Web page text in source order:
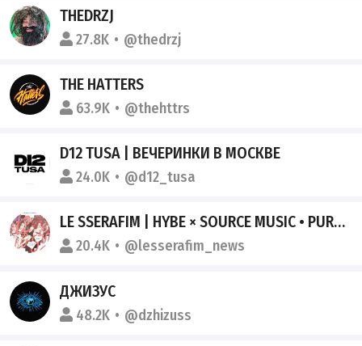
THEDRZJ
27.8K @thedrzj
THE HATTERS
63.9K @thehttrs
D12 TUSA | ВЕЧЕРИНКИ В МОСКВЕ
24.0K @d12_tusa
LE SSERAFIM | HYBE × SOURCE MUSIC • PUREFLOW
20.4K @lesserafim_news
ДЖИЗУС
48.2K @dzhizuss